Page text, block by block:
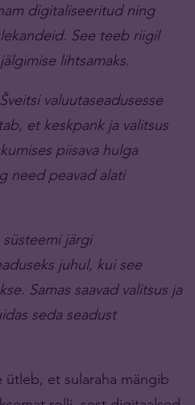
digitaliseeritud ning
See teeb riigil
lihtsamaks.
valuutaseadusesse
et keskpank ja valitsus
piisava hulga
need peavad alati
järgi
juhul, kui see
Samas saavad valitsus ja
seda seadust
ütleb, et sularaha mängib